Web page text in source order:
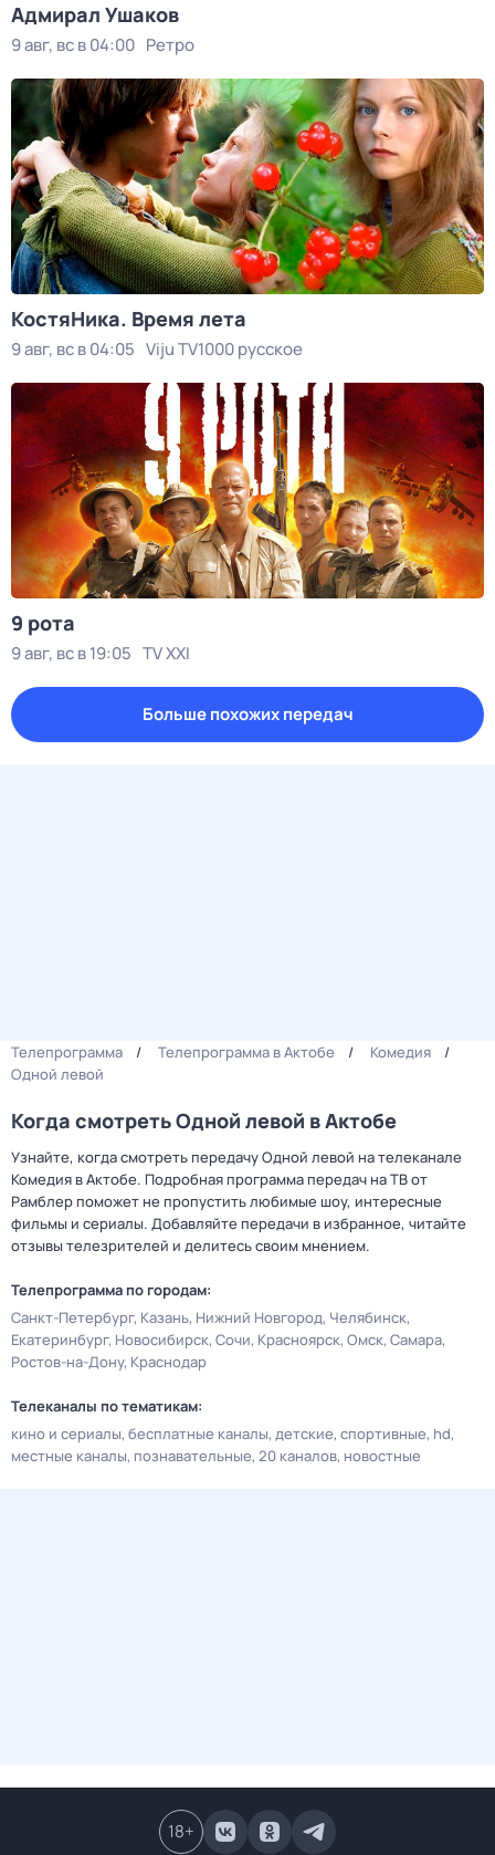
Адмирал Ушаков
9 авг, вс в 04:00 Ретро
КостяНика. Время лета
9 авг, вс в 04:05 Viju TV1000 русское
9 рота
9 авг, вс в 19:05 TV XXI
Больше похожих передач
Телепрограмма Телепрограмма в Актобе
Комедия
Одной левой
Когда смотреть Одной левой в Актобе
Узнайте, когда смотреть передачу Одной левой на телеканале
Комедия в Актобе. Подробная программа передач на ТВ от
Рамблер поможет не пропустить любимые шоу, интересные
фильмы и сериалы. Добавляйте передачи в избранное, читайте
отзывы телезрителей и делитесь своим мнением.
Телепрограмма по городам:
Санкт-Петербург Казань Нижний Новгород Челябинск
Екатеринбург Новосибирск Сочи Красноярск Омск Самара
Ростов-на-Дону Краснодар
Телеканалы по тематикам:
кино и сериалы бесплатные каналы детские спортивные hd
местные каналы познавательные 20 каналов новостные
18+